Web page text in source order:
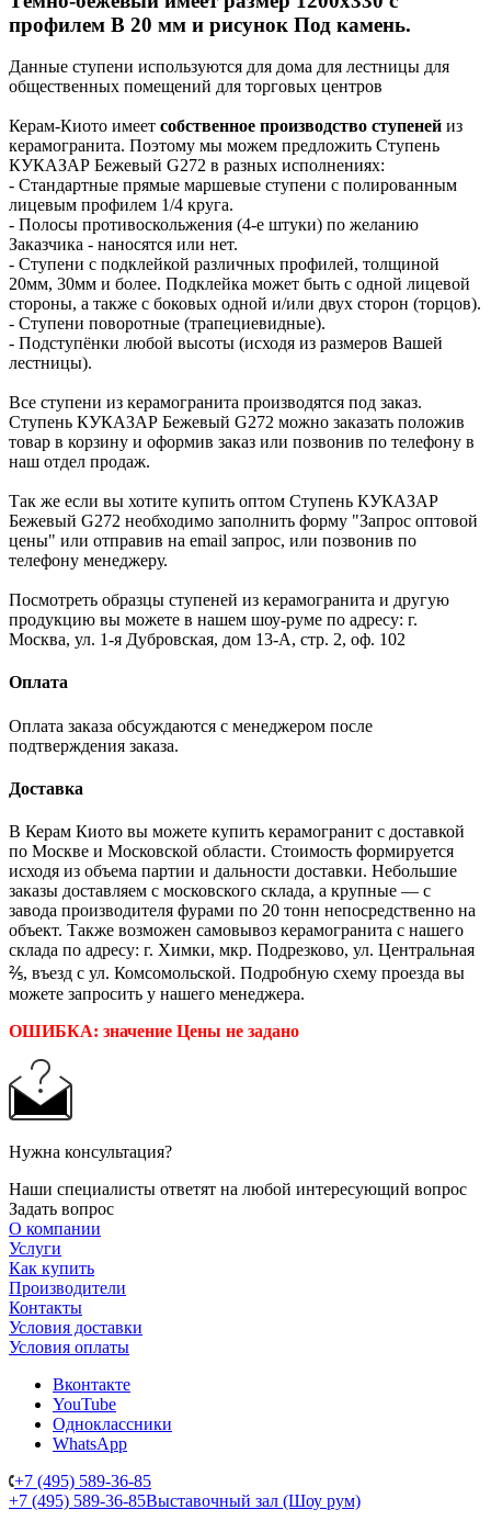
профилем В 20 мм и рисунок Под камень.
Данные ступени используются для дома для лестницы для
общественных помещений для торговых центров
Керам-Киото имеет собственное производство ступеней из
керамогранита. Поэтому мы можем предложить Ступень
КУКАЗАР Бежевый G272 в разных исполнениях:
- Стандартные прямые маршевые ступени с полированным
лицевым профилем 1/4 круга.
- Полосы противоскольжения (4-е штуки) по желанию
Заказчика - наносятся или нет.
- Ступени с подклейкой различных профилей, толщиной
20мм, 30мм и более. Подклейка может быть с одной лицевой
стороны, а также с боковых одной и/или двух сторон (торцов).
- Ступени поворотные (трапециевидные).
- Подступёнки любой высоты (исходя из размеров Вашей
лестницы).
Все ступени из керамогранита производятся под заказ.
Ступень КУКАЗАР Бежевый G272 можно заказать положив
товар в корзину и оформив заказ или позвонив по телефону в
наш отдел продаж.
Так же если вы хотите купить оптом Ступень КУКАЗАР
Бежевый G272 необходимо заполнить форму "Запрос оптовой
цены" или отправив на email запрос, или позвонив по
телефону менеджеру.
Посмотреть образцы ступеней из керамогранита и другую
продукцию вы можете в нашем шоу-руме по адресу: г.
Москва, ул. 1-я Дубровская, дом 13-А, стр. 2, оф. 102
Оплата
Оплата заказа обсуждаются с менеджером после
подтверждения заказа.
Доставка
В Керам Киото вы можете купить керамогранит с доставкой
по Москве и Московской области. Стоимость формируется
исходя из объема партии и дальности доставки. Небольшие
заказы доставляем с московского склада, а крупные — с
завода производителя фурами по 20 тонн непосредственно на
объект. Также возможен самовывоз керамогранита с нашего
склада по адресу: г. Химки, мкр. Подрезково, ул. Центральная
⅖, въезд с ул. Комсомольской. Подробную схему проезда вы
можете запросить у нашего менеджера.
ОШИБКА: значение Цены не задано
Нужна консультация?
Наши специалисты ответят на любой интересующий вопрос
Задать вопрос
О компании
Услуги
Как купить
Производители
Контакты
Условия доставки
Условия оплаты
Вконтакте
YouTube
Одноклассники
WhatsApp
+7 (495) 589-36-85
+7 (495) 589-36-85Выставочный зал (Шоу рум)